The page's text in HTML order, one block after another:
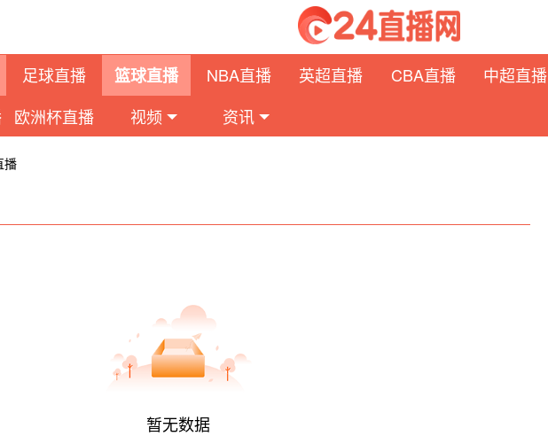
足球直播 篮球直播 NBA直播 英超直播 CBA直播 中超直播
欧洲杯直播 视频 资讯
播
暂无数据